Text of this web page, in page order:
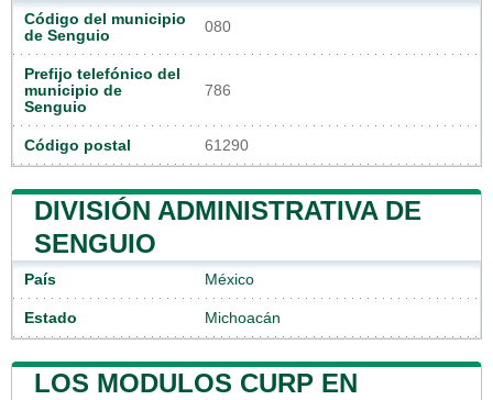
Código del municipio
de Senguio
080
Prefijo telefónico del
municipio de
Senguio
786
Código postal 61290
DIVISIÓN ADMINISTRATIVA DE
SENGUIO
País México
Estado Michoacán
LOS MODULOS CURP EN